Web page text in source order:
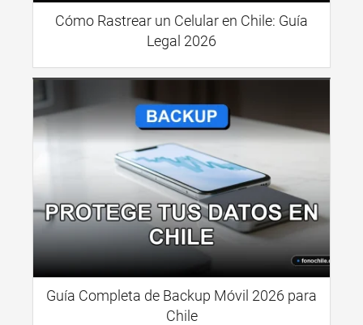
Cómo Rastrear un Celular en Chile: Guía
Legal 2026
Guía Completa de Backup Móvil 2026 para
Chile